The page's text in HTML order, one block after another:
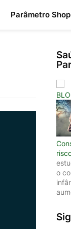
Parâmetro Shop
o